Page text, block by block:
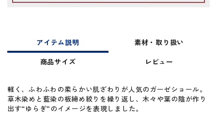
アイテム説明
素材・取り扱い
商品サイズ
レビュー
軽く、ふわふわの柔らかい肌ざわりが人気のガーゼショール。
草木染めと藍染の板締め絞りを繰り返し、木々や葉の陰が作り
出す“ゆらぎ”のイメージを表現しました。